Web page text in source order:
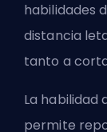
habilidades
distancia
tanto a
La habilidad
permite